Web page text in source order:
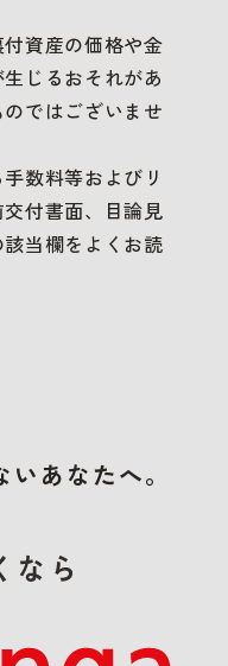
資産の価格や金
じるおそれがあ
ではございませ
数料等およびリ
付書面、目論見
当欄をよくお読
あなたへ。